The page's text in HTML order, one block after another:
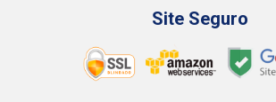
Site Seguro